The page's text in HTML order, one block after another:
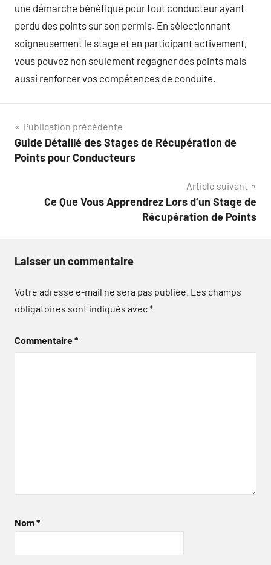
une démarche bénéfique pour tout conducteur ayant
perdu des points sur son permis. En sélectionnant
soigneusement le stage et en participant activement,
vous pouvez non seulement regagner des points mais
aussi renforcer vos compétences de conduite.
Navigation
de
Publication précédente
Guide Détaillé des Stages de Récupération de
Points pour Conducteurs
Article suivant
Ce Que Vous Apprendrez Lors d’un Stage de
Récupération de Points
Laisser un commentaire
Votre adresse e-mail ne sera pas publiée. Les champs
obligatoires sont indiqués avec*
Commentaire*
Nom*